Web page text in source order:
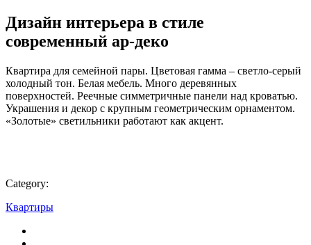
Дизайн интерьера в стиле
современный ар-деко
Квартира для семейной пары. Цветовая гамма – светло-серый
холодный тон. Белая мебель. Много деревянных
поверхностей. Реечные симметричные панели над кроватью.
Украшения и декор с крупным геометрическим орнаментом.
«Золотые» светильники работают как акцент.
Category:
Квартиры